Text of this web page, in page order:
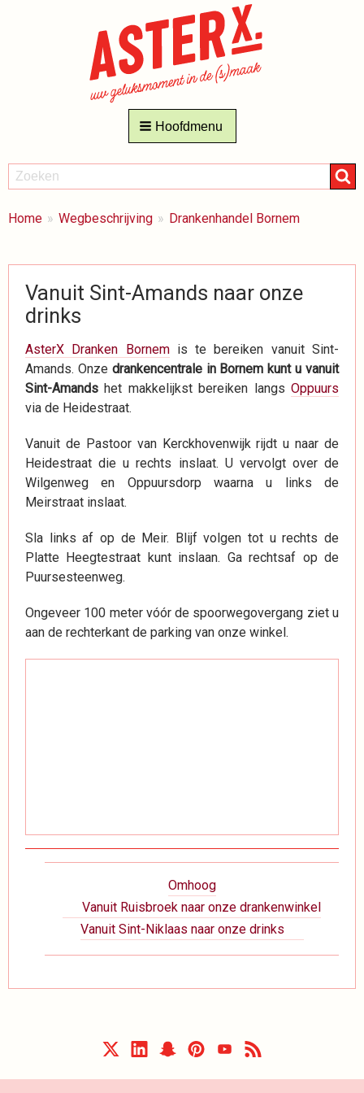
Hoofdmenu
ZOEKEN
Zoeken
BREADCRUMBS
Je
Home Wegbeschrijving Drankenhandel Bornem
Vanuit Sint-Amands naar onze
drinks
AsterX Dranken Bornemis te bereiken vanuit Sint-
Amands. Onze drankencentrale in Bornem kunt u vanuit
Sint-Amands het makkelijkst bereiken langs Oppuurs
via de Heidestraat.
Vanuit de Pastoor van Kerckhovenwijk rijdt u naar de
Heidestraat die u rechts inslaat. U vervolgt over de
Wilgenweg en Oppuursdorp waarna u links de
Meirstraat inslaat.
Sla links af op de Meir. Blijf volgen tot u rechts de
Platte Heegtestraat kunt inslaan. Ga rechtsaf op de
Puursesteenweg.
Ongeveer 100 meter vóór de spoorwegovergang ziet u
aan de rechterkant de parking van onze winkel.
voor
Wegbeschrijving
Vanuit Ruisbroek naar onze drankenwinkel
Omhoog
Vanuit Sint-Niklaas naar onze drinks